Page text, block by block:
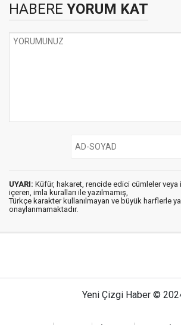
HABERE YORUM KAT
UYARI: Küfür, hakaret, rencide edici cümleler veya
içeren, imla kuralları ile yazılmamış,
Türkçe karakter kullanılmayan ve büyük harflerle
onaylanmamaktadır.
Yeni Çizgi Haber ©